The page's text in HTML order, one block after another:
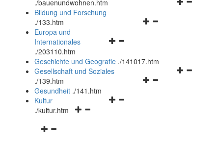
./bauenundwohnen.htm
Navigationsmenü
Bildung und Forschung
./133.htm
Navigationsmenü
und
schließen
Europa und
Internationales
./203110.htm
Geschichte und Geografie ./141017.htm
Navigationsmenü
Gesellschaft und Soziales
./139.htm
Navigationsmenü
Gesundheit ./141.htm
Navigationsmenü
Kultur
./kultur.htm
Navigationsmenü